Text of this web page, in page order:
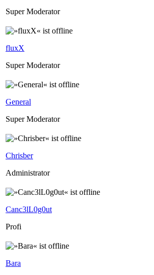
Super Moderator
fluxX
Super Moderator
General
Super Moderator
Chrisber
Administrator
Canc3lL0g0ut
Profi
Bara